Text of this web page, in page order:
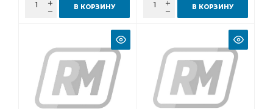
В КОРЗИНУ В КОРЗИНУ